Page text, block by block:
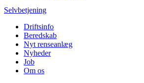
Selvbetjening
Driftsinfo
Beredskab
Nyt renseanlæg
Nyheder
Job
Om os